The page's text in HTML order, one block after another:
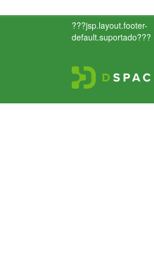
???jsp.layout.footer-
default.suportado???